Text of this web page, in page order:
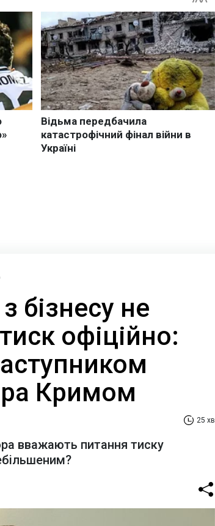
бізнесу не
офіційно:
Кримом
25 хв
вважають питання тиску